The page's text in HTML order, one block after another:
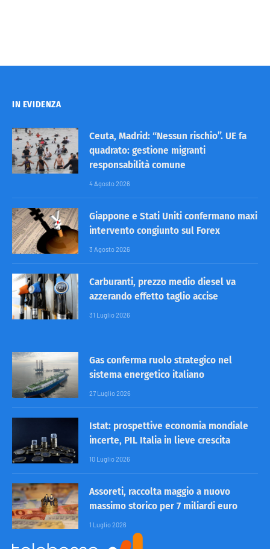
IN EVIDENZA
Ceuta, Madrid: “Nessun rischio”. UE fa
quadrato: gestione migranti
responsabilità comune
4 Agosto 2026
Giappone e Stati Uniti confermano maxi
intervento congiunto sul Forex
3 Agosto 2026
Carburanti, prezzo medio diesel va
azzerando effetto taglio accise
31 Luglio 2026
Gas conferma ruolo strategico nel
sistema energetico italiano
27 Luglio 2026
Istat: prospettive economia mondiale
incerte, PIL Italia in lieve crescita
10 Luglio 2026
Assoreti, raccolta maggio a nuovo
massimo storico per 7 miliardi euro
1 Luglio 2026